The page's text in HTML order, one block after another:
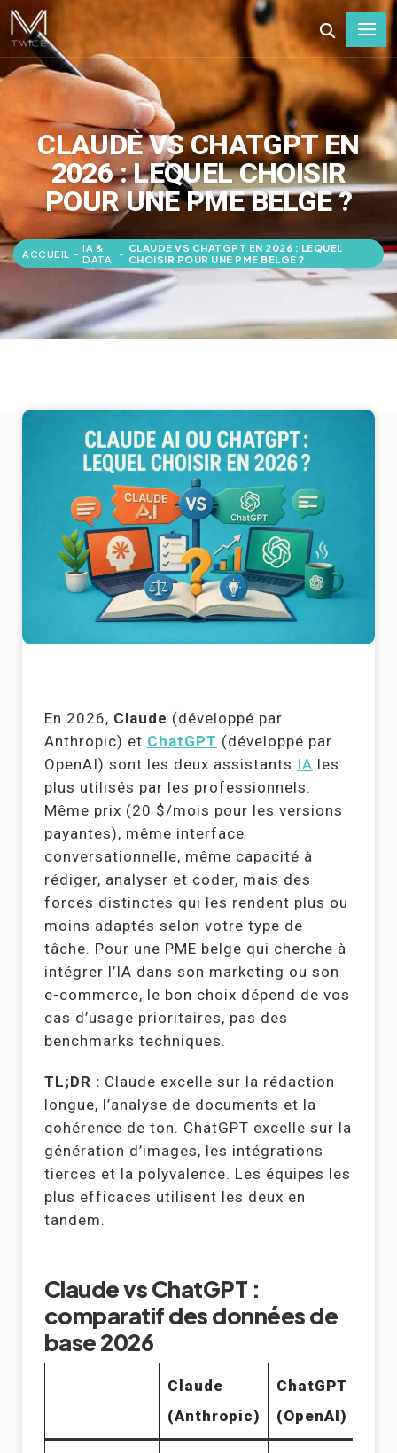
CLAUDE VS CHATGPT EN
2026 : LEQUEL CHOISIR
POUR UNE PME BELGE ?
ACCUEIL - IA &
DATA
- CLAUDE VS CHATGPT EN 2026 : LEQUEL
CHOISIR POUR UNE PME BELGE ?
En 2026, Claude (développé par
Anthropic) et ChatGPT (développé par
OpenAI) sont les deux assistants IA les
plus utilisés par les professionnels.
Même prix (20 $/mois pour les versions
payantes), même interface
conversationnelle, même capacité à
rédiger, analyser et coder, mais des
forces distinctes qui les rendent plus ou
moins adaptés selon votre type de
tâche. Pour une PME belge qui cherche à
intégrer l’IA dans son marketing ou son
e-commerce, le bon choix dépend de vos
cas d’usage prioritaires, pas des
benchmarks techniques.
TL;DR : Claude excelle sur la rédaction
longue, l’analyse de documents et la
cohérence de ton. ChatGPT excelle sur la
génération d’images, les intégrations
tierces et la polyvalence. Les équipes les
plus efficaces utilisent les deux en
tandem.
Claude vs ChatGPT :
comparatif des données de
base 2026
Claude
(Anthropic)
ChatGPT
(OpenAI)